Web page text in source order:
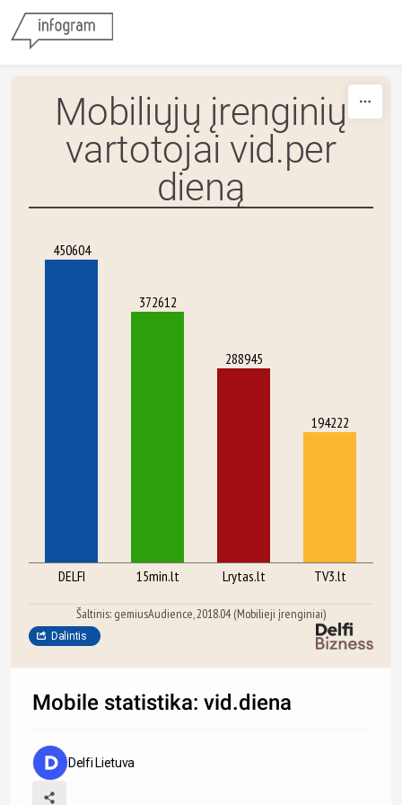
Mobiliųjų įrenginių
vartotojai vid.per
dieną
DELFI 15min.lt Lrytas.lt TV3.lt
450604
372612
288945
194222
Šaltinis: gemiusAudience, 2018.04 (Mobilieji įrenginiai)
Dalintis
Mobile statistika: vid.diena
Delfi Lietuva